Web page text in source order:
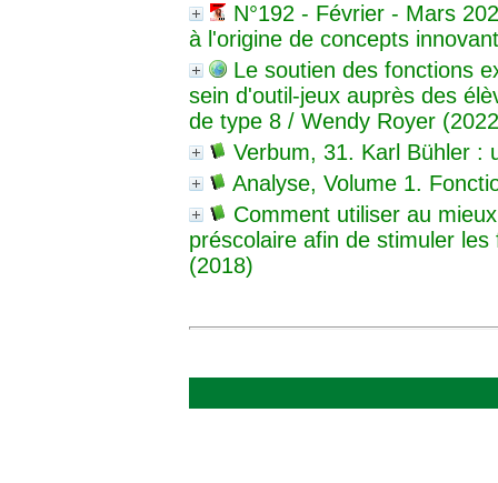
N°192 - Février - Mars
à l'origine de concepts
Le soutien des fonctions
sein d'outil-jeux auprès des
de type 8 / Wendy Royer
Verbum, 31. Karl Bühler :
Analyse, Volume 1.
Comment utiliser au
préscolaire afin de stimuler
(2018)